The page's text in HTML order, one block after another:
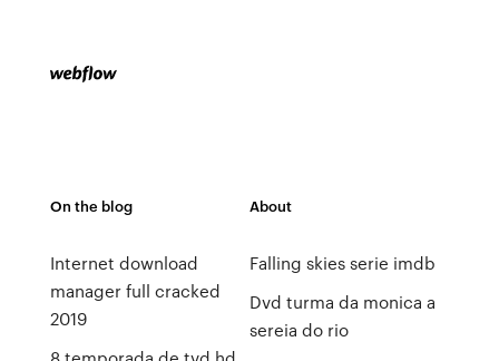
On the blog
Internet download
manager full cracked
2019
About
Falling skies serie imdb
Dvd turma da monica a
sereia do rio